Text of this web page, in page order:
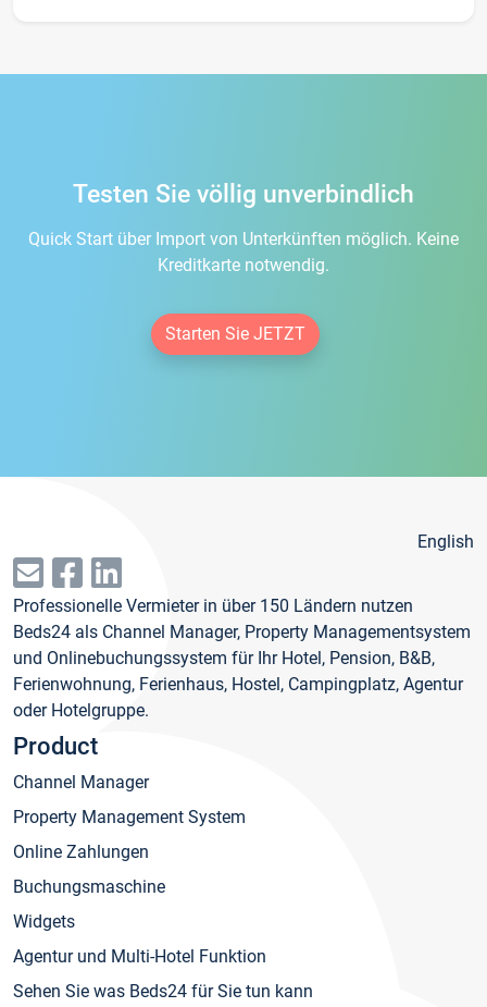
Testen Sie völlig unverbindlich
Quick Start über Import von Unterkünften möglich. Keine
Kreditkarte notwendig.
Starten Sie JETZT
English
Professionelle Vermieter in über 150 Ländern nutzen
Beds24 als Channel Manager, Property Managementsystem
und Onlinebuchungssystem für Ihr Hotel, Pension, B&B,
Ferienwohnung, Ferienhaus, Hostel, Campingplatz, Agentur
oder Hotelgruppe.
Product
Channel Manager
Property Management System
Online Zahlungen
Buchungsmaschine
Widgets
Agentur und Multi-Hotel Funktion
Sehen Sie was Beds24 für Sie tun kann